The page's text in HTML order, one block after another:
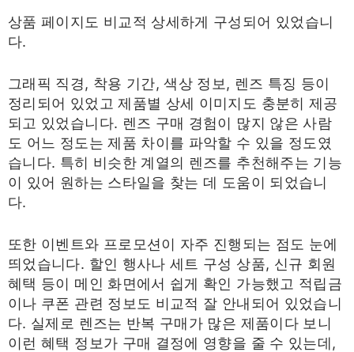
상품 페이지도 비교적 상세하게 구성되어 있었습니
다.
그래픽 직경, 착용 기간, 색상 정보, 렌즈 특징 등이
정리되어 있었고 제품별 상세 이미지도 충분히 제공
되고 있었습니다. 렌즈 구매 경험이 많지 않은 사람
도 어느 정도는 제품 차이를 파악할 수 있을 정도였
습니다. 특히 비슷한 계열의 렌즈를 추천해주는 기능
이 있어 원하는 스타일을 찾는 데 도움이 되었습니
다.
또한 이벤트와 프로모션이 자주 진행되는 점도 눈에
띄었습니다. 할인 행사나 세트 구성 상품, 신규 회원
혜택 등이 메인 화면에서 쉽게 확인 가능했고 적립금
이나 쿠폰 관련 정보도 비교적 잘 안내되어 있었습니
다. 실제로 렌즈는 반복 구매가 많은 제품이다 보니
이런 혜택 정보가 구매 결정에 영향을 줄 수 있는데,